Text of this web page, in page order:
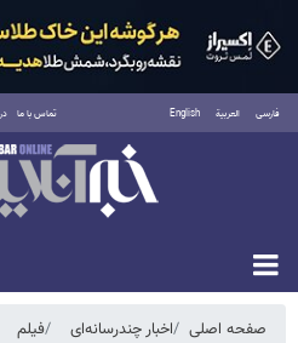
فارسی العربية English تماس با ما
جمعه ۱۶ مرداد ۱۴۰۵
صفحه اصلی اخبار چندرسانه‌ای فیلم